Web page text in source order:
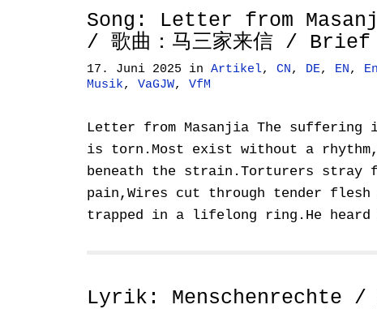
Song: Letter from
/ 歌曲：马三家来信 /
17. Juni 2025 in Artikel, CN, DE, EN,
Musik, VaGJW, VfM
Letter from Masanjia The suffering
is torn.Most exist without a
beneath the strain.Torturers stray
pain,Wires cut through tender
trapped in a lifelong ring.He
Lyrik: Menschenrechte /